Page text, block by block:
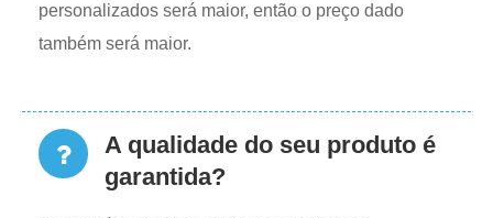
personalizados será maior, então o preço dado
também será maior.
A qualidade do seu produto é
garantida?